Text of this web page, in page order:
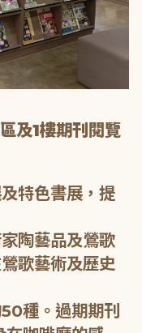
及1樓期刊閱覽
特色書展，提
陶藝品及鶯歌
歌藝術及歷史
種。過期期刊